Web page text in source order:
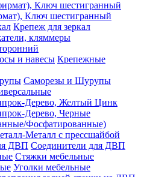
Ключ шестигранный
Крепеж для зеркал
кляммеры
Крепежные
Саморезы и Шурупы
Дерево, Желтый Цинк
Дерево, Черные
Фосфатированные)
Металл с прессшайбой
Соединители для ДВП
Стяжки мебельные
Уголки мебельные